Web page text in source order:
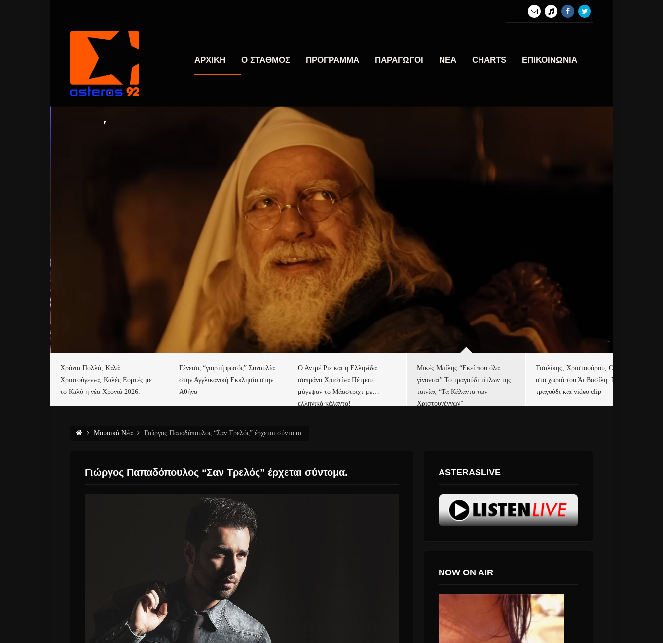
ΑΡΧΙΚΗ Ο ΣΤΑΘΜΟΣ ΠΡΟΓΡΑΜΜΑ ΠΑΡΑΓΩΓΟΙ ΝΕΑ CHARTS ΕΠΙΚΟΙΝΩΝΙΑ
Χρόνια Πολλά, Καλά
Χριστούγεννα, Καλές Εορτές με
το Καλό η νέα Χρονιά 2026.
Γένεσις “γιορτή φωτός” Συναυλία
στην Αγγλικανική Εκκλησία στην
Αθήνα
Ο Αντρέ Ριέ και η Ελληνίδα
σοπράνο Χριστίνα Πέτρου
μάγεψαν το Μάαστριχτ με…
ελληνικά κάλαντα!
Μικές Μπίλης “Εκεί που όλα
γίνονται” Το τραγούδι τίτλων της
ταινίας “Τα Κάλαντα των
Χριστουγέννων”
Τσαλίκης, Χριστοφόρου, ONE
στο χωριό του Άι Βασίλη. Νέο
τραγούδι και video clip
Μουσικά Νέα Γιώργος Παπαδόπουλος “Σαν Τρελός” έρχεται σύντομα.
Γιώργος Παπαδόπουλος “Σαν Τρελός” έρχεται σύντομα. ASTERASLIVE
NOW ON AIR